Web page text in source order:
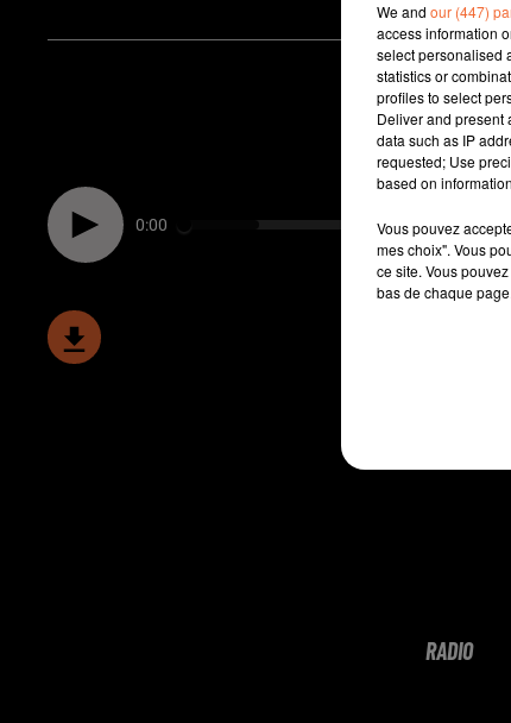
0:00
RADIO
We and our (447)
access information
select personalised
statistics or
profiles to select
Deliver and present
data such as IP
requested; Use
based on
Vous pouvez
mes choix". Vous
ce site. Vous
bas de chaque page.